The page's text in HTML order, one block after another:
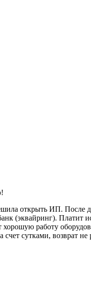
открыть ИП. После
(эквайринг). Платит
хорошую работу
счет сутками, возврат